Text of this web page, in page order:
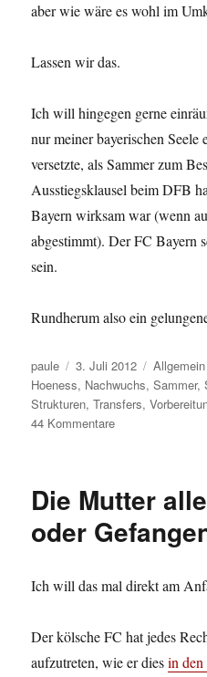
aber wie wäre es wohl im
Lassen wir das.
Ich will hingegen gerne
nur meiner bayerischen
versetzte, als Sammer zum
Ausstiegsklausel beim DFB
Bayern wirksam war (wenn
abgestimmt). Der FC Bayern
sein.
Rundherum also ein
Autor
paule
Veröffentlicht
am
3. Juli 2012 Kategorien
Allgemein
Hoeness, Nachwuchs,Sammer,
Strukturen,Transfers,
44 Kommentarezu
Die
Wolken
Die Mutter
oder
Ich will das mal direkt am
Der kölsche FC hat jedes
aufzutreten, wie er diesin den